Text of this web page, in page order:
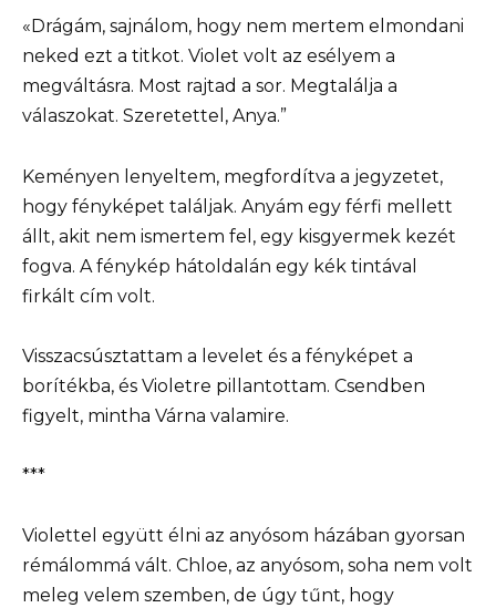
«Drágám, sajnálom, hogy nem mertem elmondani
neked ezt a titkot. Violet volt az esélyem a
megváltásra. Most rajtad a sor. Megtalálja a
válaszokat. Szeretettel, Anya.”
Keményen lenyeltem, megfordítva a jegyzetet,
hogy fényképet találjak. Anyám egy férfi mellett
állt, akit nem ismertem fel, egy kisgyermek kezét
fogva. A fénykép hátoldalán egy kék tintával
firkált cím volt.
Visszacsúsztattam a levelet és a fényképet a
borítékba, és Violetre pillantottam. Csendben
figyelt, mintha Várna valamire.
***
Violettel együtt élni az anyósom házában gyorsan
rémálommá vált. Chloe, az anyósom, soha nem volt
meleg velem szemben, de úgy tűnt, hogy